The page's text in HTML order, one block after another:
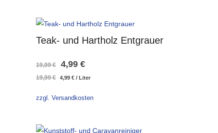
Teak- und Hartholz Entgrauer
19,99€
Ursprünglicher
Preis
war:
4,99 €Aktueller
Preis
ist:
19,99€ 4,99 € / Liter
zzgl. Versandkosten